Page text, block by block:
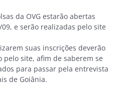
da OVG estarão abertas
e serão realizadas pelo site
suas inscrições deverão
site, afim de saberem se
para passar pela entrevista
de Goiânia.